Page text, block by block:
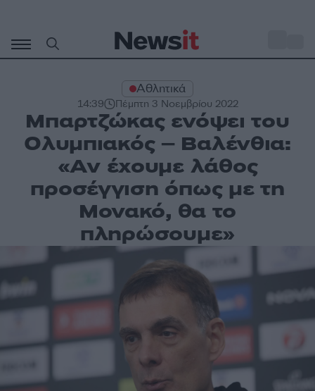
περιεχόμενο
Αθλητικά
14:39 Πέμπτη 3 Νοεμβρίου 2022
Μπαρτζώκας ενόψει του
Ολυμπιακός – Βαλένθια:
«Αν έχουμε λάθος
προσέγγιση όπως με τη
Μονακό, θα το
πληρώσουμε»